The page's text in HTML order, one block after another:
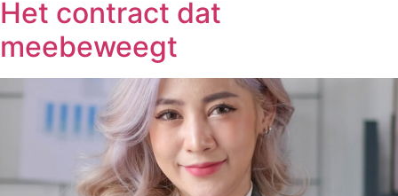
Het contract dat
meebeweegt